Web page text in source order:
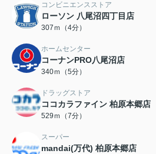
コンビニエンスストア
ローソン 八尾沼四丁目店
307ｍ（4分）
ホームセンター
コーナンPRO八尾沼店
340ｍ（5分）
ドラッグストア
ココカラファイン 柏原本郷店
529ｍ（7分）
スーパー
mandai(万代) 柏原本郷店